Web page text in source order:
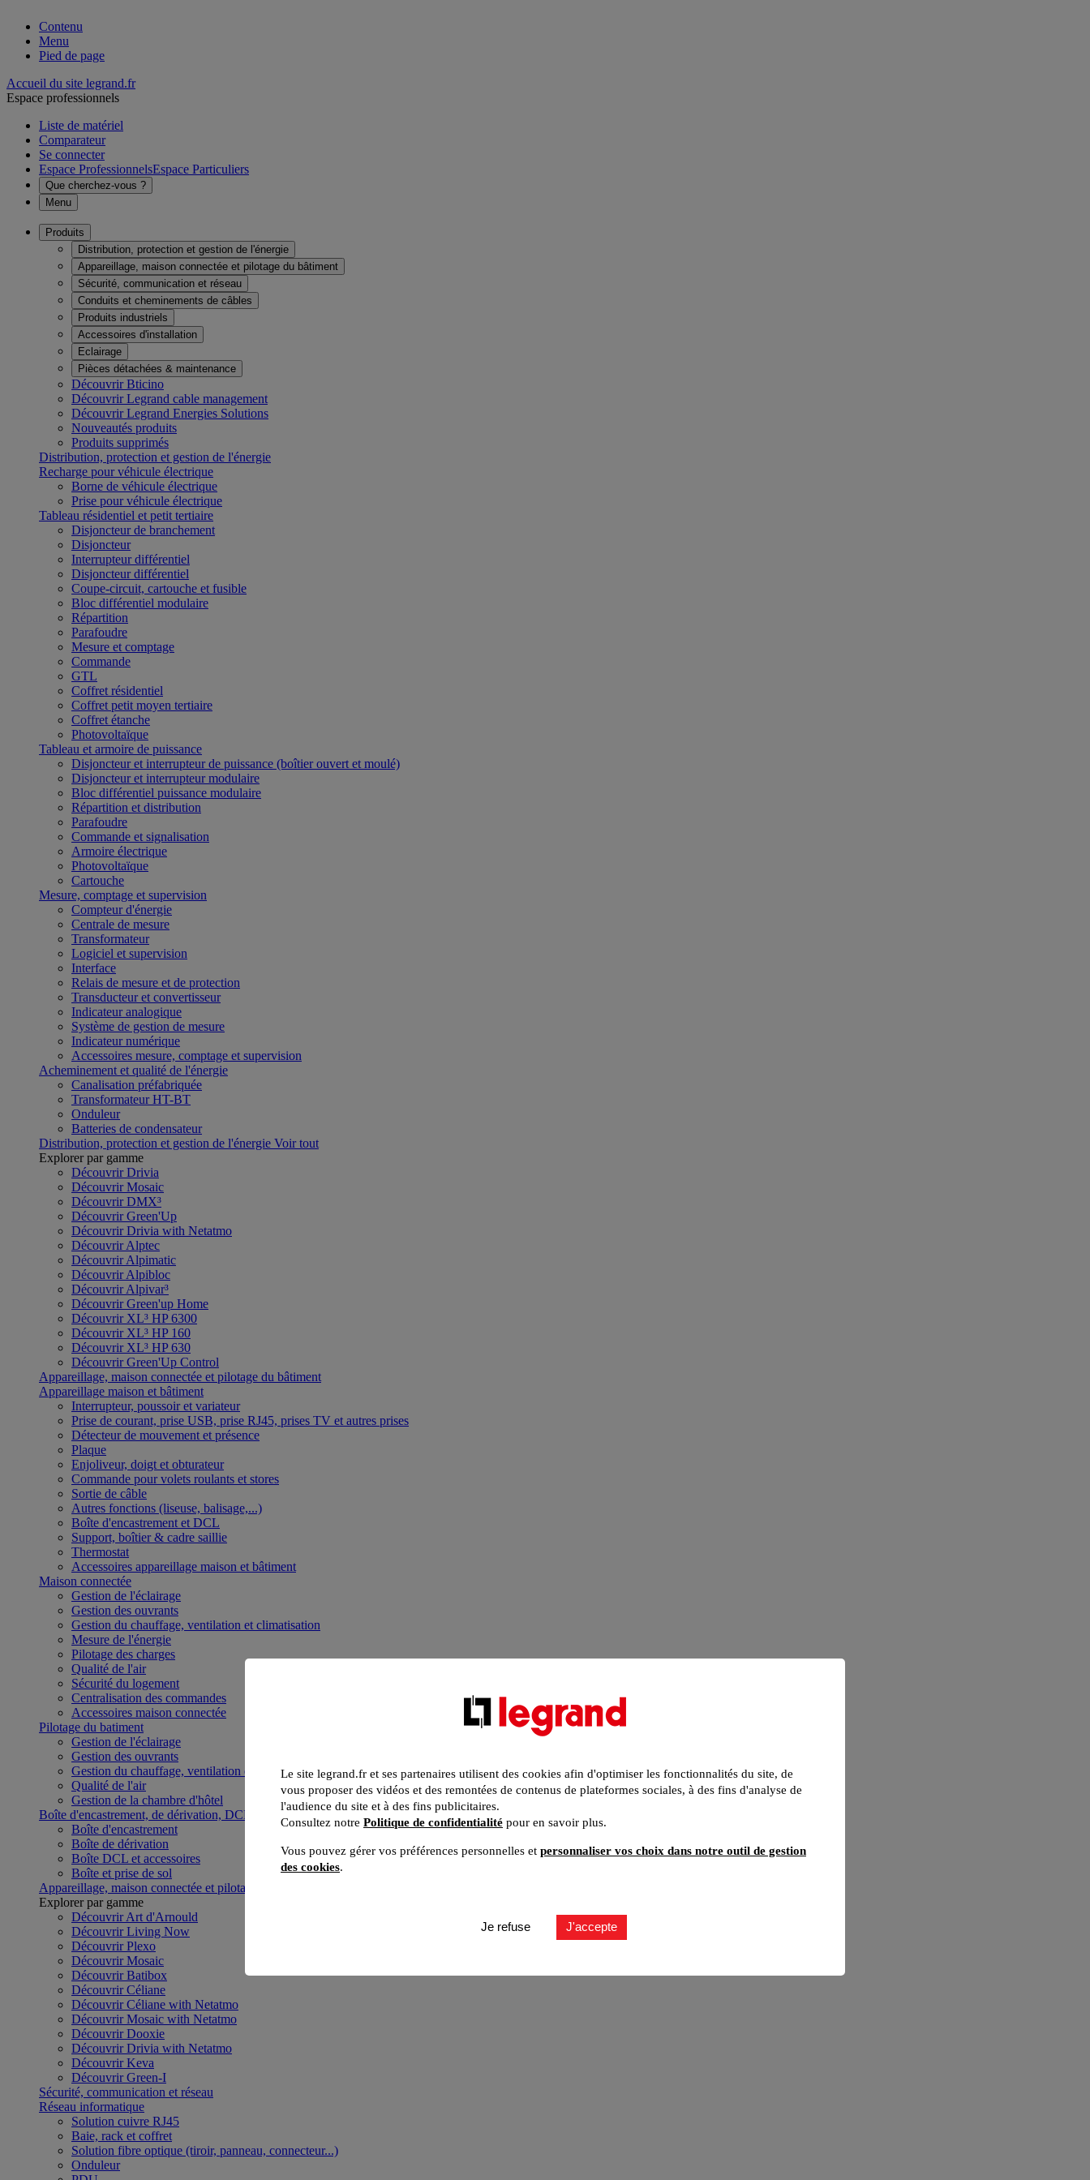
Contenu
Menu
Pied de page
Accueil du site legrand.fr
Espace professionnels
Liste de matériel
Comparateur
Se connecter
Espace ProfessionnelsEspace Particuliers
Que cherchez-vous ?
Menu
Produits
Distribution, protection et gestion de l'énergie
Appareillage, maison connectée et pilotage du bâtiment
Sécurité, communication et réseau
Conduits et cheminements de câbles
Produits industriels
Accessoires d'installation
Eclairage
Pièces détachées & maintenance
Découvrir Bticino
Découvrir Legrand cable management
Découvrir Legrand Energies Solutions
Nouveautés produits
Produits supprimés
Distribution, protection et gestion de l'énergie
Recharge pour véhicule électrique
Borne de véhicule électrique
Prise pour véhicule électrique
Tableau résidentiel et petit tertiaire
Disjoncteur de branchement
Disjoncteur
Interrupteur différentiel
Disjoncteur différentiel
Coupe-circuit, cartouche et fusible
Bloc différentiel modulaire
Répartition
Parafoudre
Mesure et comptage
Commande
GTL
Coffret résidentiel
Coffret petit moyen tertiaire
Coffret étanche
Photovoltaïque
Tableau et armoire de puissance
Disjoncteur et interrupteur de puissance (boîtier ouvert et moulé)
Disjoncteur et interrupteur modulaire
Bloc différentiel puissance modulaire
Répartition et distribution
Parafoudre
Commande et signalisation
Armoire électrique
Photovoltaïque
Cartouche
Mesure, comptage et supervision
Compteur d'énergie
Centrale de mesure
Transformateur
Logiciel et supervision
Interface
Relais de mesure et de protection
Transducteur et convertisseur
Indicateur analogique
Système de gestion de mesure
Indicateur numérique
Accessoires mesure, comptage et supervision
Acheminement et qualité de l'énergie
Canalisation préfabriquée
Transformateur HT-BT
Onduleur
Batteries de condensateur
Distribution, protection et gestion de l'énergie Voir tout
Explorer par gamme
Découvrir Drivia
Découvrir Mosaic
Découvrir DMX³
Découvrir Green'Up
Découvrir Drivia with Netatmo
Découvrir Alptec
Découvrir Alpimatic
Découvrir Alpibloc
Découvrir Alpivar³
Découvrir Green'up Home
Découvrir XL³ HP 6300
Découvrir XL³ HP 160
Découvrir XL³ HP 630
Découvrir Green'Up Control
Appareillage, maison connectée et pilotage du bâtiment
Appareillage maison et bâtiment
Interrupteur, poussoir et variateur
Prise de courant, prise USB, prise RJ45, prises TV et autres prises
Détecteur de mouvement et présence
Plaque
Enjoliveur, doigt et obturateur
Commande pour volets roulants et stores
Sortie de câble
Autres fonctions (liseuse, balisage,...)
Boîte d'encastrement et DCL
Support, boîtier & cadre saillie
Thermostat
Accessoires appareillage maison et bâtiment
Maison connectée
Gestion de l'éclairage
Gestion des ouvrants
Gestion du chauffage, ventilation et climatisation
Mesure de l'énergie
Pilotage des charges
Qualité de l'air
Sécurité du logement
Centralisation des commandes
Accessoires maison connectée
Pilotage du batiment
Gestion de l'éclairage
Gestion des ouvrants
Gestion du chauffage, ventilation et climatisation
Qualité de l'air
Gestion de la chambre d'hôtel
Boîte d'encastrement, de dérivation, DCL et boîte de sol
Boîte d'encastrement
Boîte de dérivation
Boîte DCL et accessoires
Boîte et prise de sol
Appareillage, maison connectée et pilotage du bâtiment
Explorer par gamme
Découvrir Art d'Arnould
Découvrir Living Now
Découvrir Plexo
Découvrir Mosaic
Découvrir Batibox
Découvrir Céliane
Découvrir Céliane with Netatmo
Découvrir Mosaic with Netatmo
Découvrir Dooxie
Découvrir Drivia with Netatmo
Découvrir Keva
Découvrir Green-I
Sécurité, communication et réseau
Réseau informatique
Solution cuivre RJ45
Baie, rack et coffret
Solution fibre optique (tiroir, panneau, connecteur...)
Onduleur
Le site legrand.fr et ses partenaires utilisent des cookies afin d'optimiser les fonctionnalités du site, de
vous proposer des vidéos et des remontées de contenus de plateformes sociales, à des fins d'analyse de
l'audience du site et à des fins publicitaires.
Consultez notre Politique de confidentialité pour en savoir plus.
Vous pouvez gérer vos préférences personnelles et personnaliser vos choix dans notre outil de gestion
des cookies.
Je refuse J'accepte